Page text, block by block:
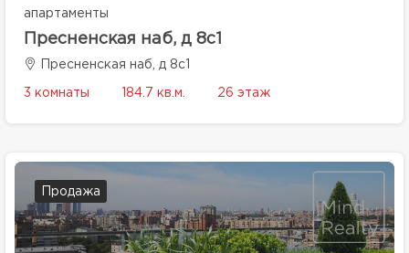
апартаменты
Пресненская наб, д 8с1
Пресненская наб, д 8с1
3 комнаты 184.7 кв.м. 26 этаж
Продажа